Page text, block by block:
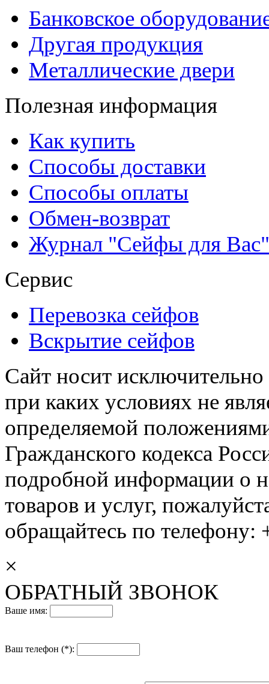
Банковское
Другая продукция
Металлические двери
Полезная информация
Как купить
Способы доставки
Способы оплаты
Обмен-возврат
Журнал "Сейфы для Вас"
Сервис
Перевозка сейфов
Вскрытие сейфов
Сайт носит
при каких условиях не
определяемой
Гражданского кодекса
подробной информации о
товаров и услуг,
обращайтесь по
×
ОБРАТНЫЙ ЗВОНОК
Ваше имя:
Ваш телефон (*):